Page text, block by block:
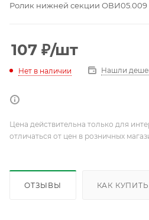
Ролик нижней секции ОВИ05.009
107 ₽/шт
Нет в наличии Нашли
Цена действительна только для
отличаться от цен в розничных
ОТЗЫВЫ КАК КУПИТЬ